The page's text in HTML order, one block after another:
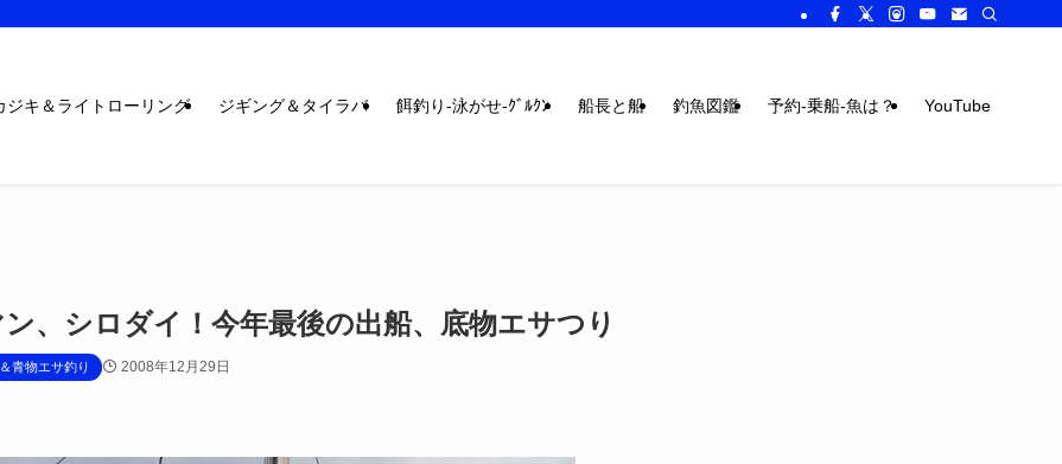
ジキ＆ライトローリング ジギング＆タイラバ 餌釣り-泳がせ-ｸﾞﾙｸﾝ 船長と船 釣魚図鑑 予約-乗船-魚は？ YouTube
、シロダイ！今年最後の出船、底物エサつり
青物エサ釣り 2008年12月29日